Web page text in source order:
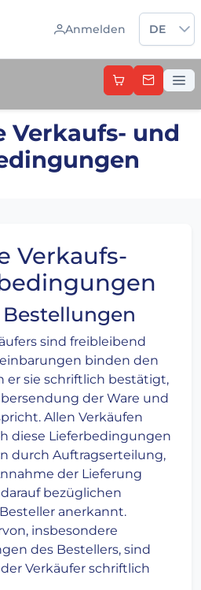
Anmelden
Sprache
DE
Verkaufs- und
Verkaufs-
Bestellungen
sind freibleibend
binden den
er sie schriftlich bestätigt,
der Ware und
Allen Verkäufen
diese Lieferbedingungen
durch Auftragserteilung,
der Lieferung
bezüglichen
anerkannt.
insbesondere
des Bestellers, sind
Verkäufer schriftlich